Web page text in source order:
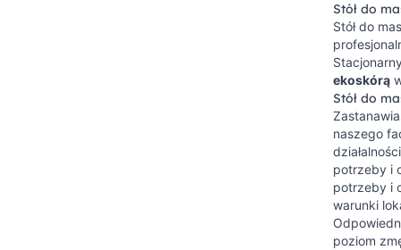
Stół do
Stół do
ekoskórą
Stół do
naszego
potrzeby i
potrzeby i
warunki
poziom